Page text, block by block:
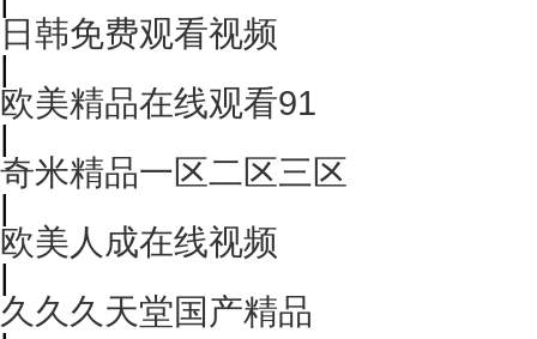
日韩免费观看视频
|
欧美精品在线观看91
|
奇米精品一区二区三区
|
欧美人成在线视频
|
久久久天堂国产精品